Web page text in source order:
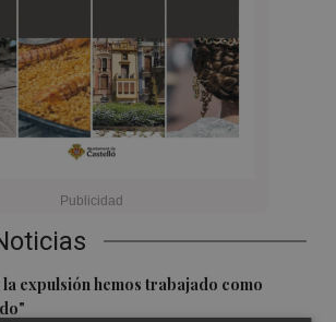
expulsión hemos trabajado como